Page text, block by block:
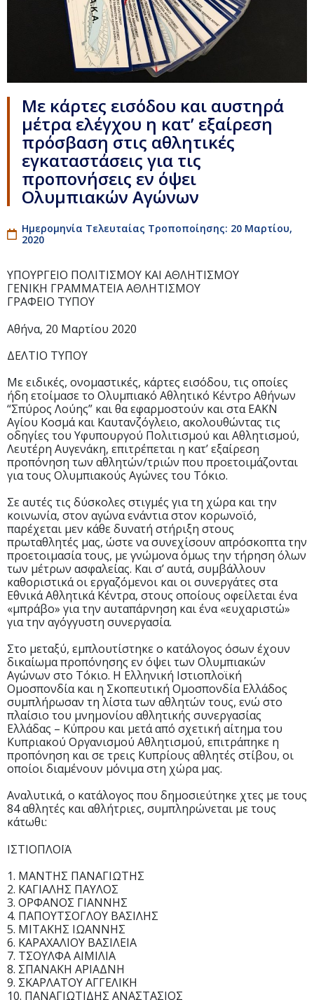
Με κάρτες εισόδου και αυστηρά
μέτρα ελέγχου η κατ’ εξαίρεση
πρόσβαση στις αθλητικές
εγκαταστάσεις για τις
προπονήσεις εν όψει
Ολυμπιακών Αγώνων
Ημερομηνία Τελευταίας Τροποποίησης: 20 Μαρτίου,
2020
ΥΠΟΥΡΓΕΙΟ ΠΟΛΙΤΙΣΜΟΥ ΚΑΙ ΑΘΛΗΤΙΣΜΟΥ
ΓΕΝΙΚΗ ΓΡΑΜΜΑΤΕΙΑ ΑΘΛΗΤΙΣΜΟΥ
ΓΡΑΦΕΙΟ ΤΥΠΟΥ
Αθήνα, 20 Μαρτίου 2020
ΔΕΛΤΙΟ ΤΥΠΟΥ
Με ειδικές, ονομαστικές, κάρτες εισόδου, τις οποίες
ήδη ετοίμασε το Ολυμπιακό Αθλητικό Κέντρο Αθήνων
“Σπύρος Λούης” και θα εφαρμοστούν και στα ΕΑΚΝ
Αγίου Κοσμά και Καυτανζόγλειο, ακολουθώντας τις
οδηγίες του Υφυπουργού Πολιτισμού και Αθλητισμού,
Λευτέρη Αυγενάκη, επιτρέπεται η κατ’ εξαίρεση
προπόνηση των αθλητών/τριών που προετοιμάζονται
για τους Ολυμπιακούς Αγώνες του Τόκιο.
Σε αυτές τις δύσκολες στιγμές για τη χώρα και την
κοινωνία, στον αγώνα ενάντια στον κορωνοϊό,
παρέχεται μεν κάθε δυνατή στήριξη στους
πρωταθλητές μας, ώστε να συνεχίσουν απρόσκοπτα την
προετοιμασία τους, με γνώμονα όμως την τήρηση όλων
των μέτρων ασφαλείας. Και σ’ αυτά, συμβάλλουν
καθοριστικά οι εργαζόμενοι και οι συνεργάτες στα
Εθνικά Αθλητικά Κέντρα, στους οποίους οφείλεται ένα
«μπράβο» για την αυταπάρνηση και ένα «ευχαριστώ»
για την αγόγγυστη συνεργασία.
Στο μεταξύ, εμπλουτίστηκε ο κατάλογος όσων έχουν
δικαίωμα προπόνησης εν όψει των Ολυμπιακών
Αγώνων στο Τόκιο. Η Ελληνική Ιστιοπλοϊκή
Ομοσπονδία και η Σκοπευτική Ομοσπονδία Ελλάδος
συμπλήρωσαν τη λίστα των αθλητών τους, ενώ στο
πλαίσιο του μνημονίου αθλητικής συνεργασίας
Ελλάδας – Κύπρου και μετά από σχετική αίτημα του
Κυπριακού Οργανισμού Αθλητισμού, επιτράπηκε η
προπόνηση και σε τρεις Κυπρίους αθλητές στίβου, οι
οποίοι διαμένουν μόνιμα στη χώρα μας.
Αναλυτικά, ο κατάλογος που δημοσιεύτηκε χτες με τους
84 αθλητές και αθλήτριες, συμπληρώνεται με τους
κάτωθι:
ΙΣΤΙΟΠΛΟΪΑ
1. ΜΑΝΤΗΣ ΠΑΝΑΓΙΩΤΗΣ
2. ΚΑΓΙΑΛΗΣ ΠΑΥΛΟΣ
3. ΟΡΦΑΝΟΣ ΓΙΑΝΝΗΣ
4. ΠΑΠΟΥΤΣΟΓΛΟΥ ΒΑΣΙΛΗΣ
5. ΜΙΤΑΚΗΣ ΙΩΑΝΝΗΣ
6. ΚΑΡΑΧΑΛΙΟΥ ΒΑΣΙΛΕΙΑ
7. ΤΣΟΥΛΦΑ ΑΙΜΙΛΙΑ
8. ΣΠΑΝΑΚΗ ΑΡΙΑΔΝΗ
9. ΣΚΑΡΛΑΤΟΥ ΑΓΓΕΛΙΚΗ
10. ΠΑΝΑΓΙΩΤΙΔΗΣ ΑΝΑΣΤΑΣΙΟΣ